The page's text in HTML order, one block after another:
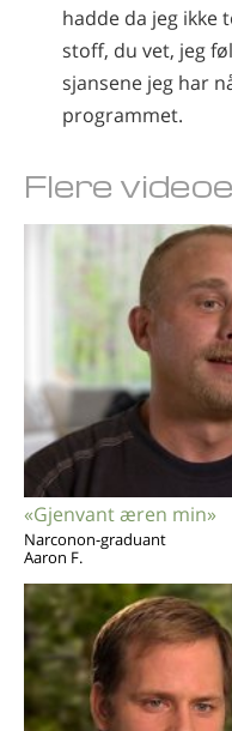
hadde da jeg ikke
stoff, du vet, jeg
sjansene jeg har
programmet.
Flere
«Gjenvant æren min»
Narconon-graduant
Aaron F.